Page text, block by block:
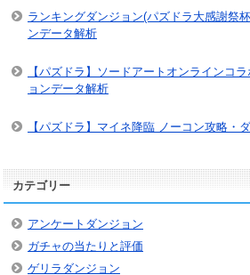
ランキングダンジョン(パズドラ大感謝祭
ンデータ解析
【パズドラ】ソードアートオンラインコ
ョンデータ解析
【パズドラ】マイネ降臨 ノーコン攻略・
カテゴリー
アンケートダンジョン
ガチャの当たりと評価
ゲリラダンジョン